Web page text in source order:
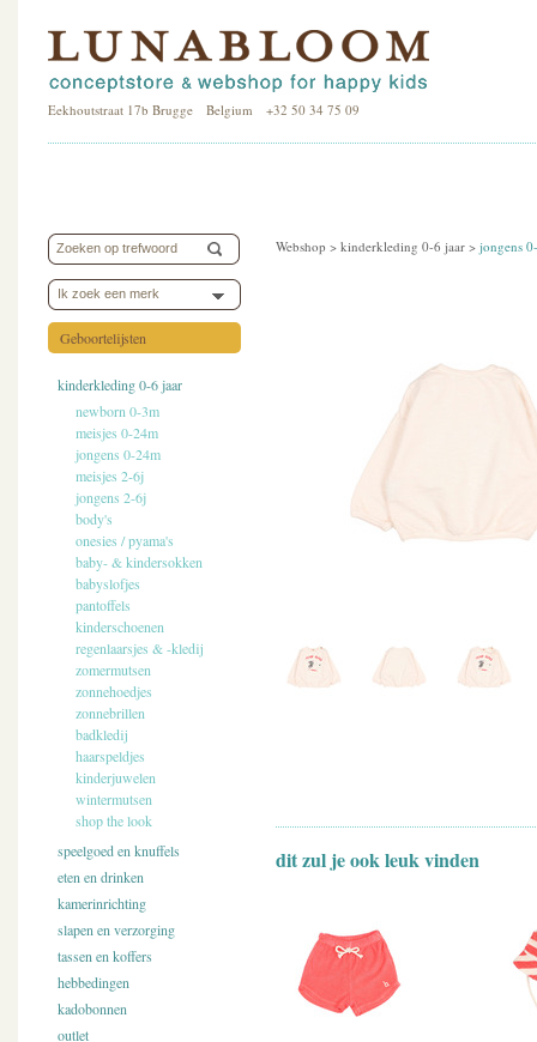
Eekhoutstraat 17b Brugge Belgium +32 50 34 75 09
Ik zoek een merk
Geboortelijsten
kinderkleding 0-6 jaar
newborn 0-3m
meisjes 0-24m
jongens 0-24m
meisjes 2-6j
jongens 2-6j
body's
onesies / pyama's
baby- & kindersokken
babyslofjes
pantoffels
kinderschoenen
regenlaarsjes & -kledij
zomermutsen
zonnehoedjes
zonnebrillen
badkledij
haarspeldjes
kinderjuwelen
wintermutsen
shop the look
speelgoed en knuffels
eten en drinken
kamerinrichting
slapen en verzorging
tassen en koffers
hebbedingen
kadobonnen
outlet
Webshop > kinderkleding 0-6 jaar > jongens
dit zul je ook leuk vinden